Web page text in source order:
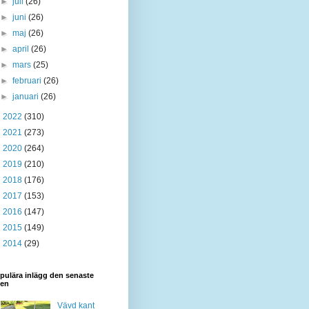
►juni(26)
►maj(26)
►april(26)
►mars(25)
►februari(26)
►januari(26)
2022 (310)
2021 (273)
2020 (264)
2019 (210)
2018 (176)
2017 (153)
2016 (147)
2015 (149)
2014 (29)
inlägg den senaste
Vävd kant